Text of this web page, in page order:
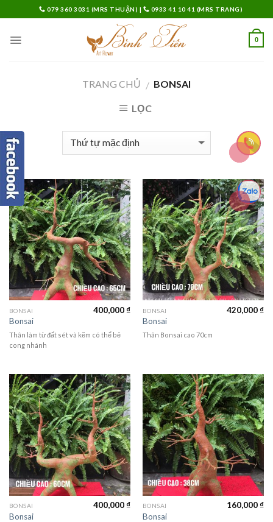
to
content
079 360 3031 (MRS THUẬN) | 0933 41 10 41 (MRS TRANG)
0
TRANG CHỦ / BONSAI
LỌC
BONSAI
Bonsai
400,000₫
Thân làm từ đất sét và kẽm có thể bẻ
cong nhánh
BONSAI
Bonsai
420,000₫
Thân Bonsai cao 70cm
BONSAI
Bonsai
400,000₫ BONSAI
Bonsai
160,000₫